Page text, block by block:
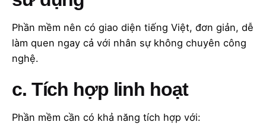
Phần mềm nên có giao diện tiếng Việt, đơn giản, dễ
làm quen ngay cả với nhân sự không chuyên công
nghệ.
c. Tích hợp linh hoạt
Phần mềm cần có khả năng tích hợp với: